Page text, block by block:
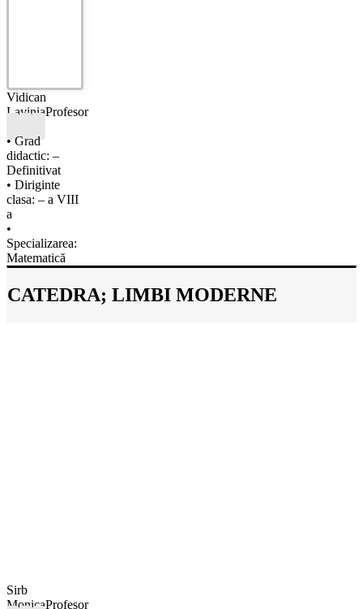
Vidican
LaviniaProfesor
• Grad
didactic: –
Definitivat
• Diriginte
clasa: – a VIII
a
•
Specializarea:
Matematică
CATEDRA; LIMBI MODERNE
Sirb
MonicaProfesor